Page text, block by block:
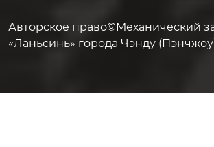
Авторское право©Механический
«Ланьсинь» города Чэнду